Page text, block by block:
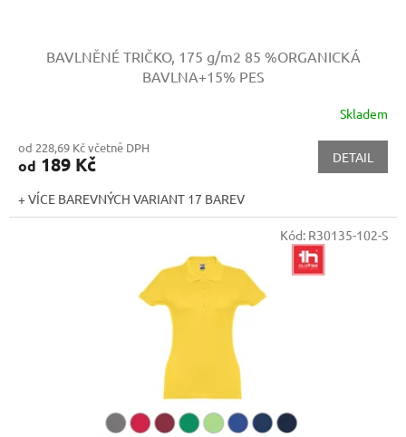
BAVLNĚNÉ TRIČKO, 175 g/m2 85 %ORGANICKÁ
BAVLNA+15% PES
Skladem
od 228,69 Kč včetně DPH
od 189 Kč DETAIL
+ VÍCE BAREVNÝCH VARIANT 17 BAREV
Kód: R30135-102-S